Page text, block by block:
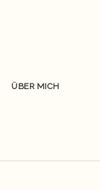
ÜBER MICH